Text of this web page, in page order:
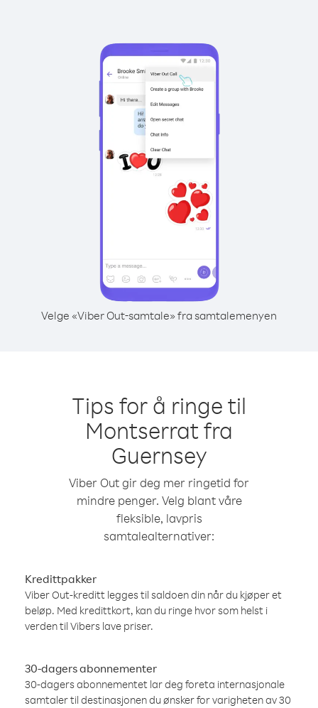
Velge «Viber Out-samtale» fra samtalemenyen
Tips for å ringe til
Montserrat fra
Guernsey
Viber Out gir deg mer ringetid for
mindre penger. Velg blant våre
fleksible, lavpris
samtalealternativer:
Kredittpakker
Viber Out-kreditt legges til saldoen din når du kjøper et
beløp. Med kredittkort, kan du ringe hvor som helst i
verden til Vibers lave priser.
30-dagers abonnementer
30-dagers abonnementet lar deg foreta internasjonale
samtaler til destinasjonen du ønsker for varigheten av 30